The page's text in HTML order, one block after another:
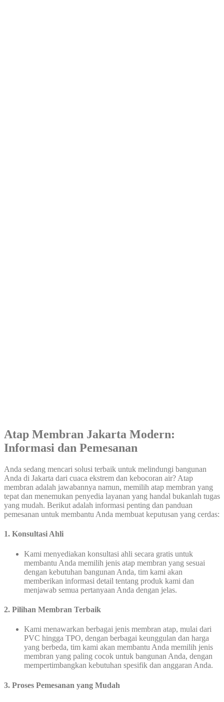
Atap Membran Jakarta Modern:
Informasi dan Pemesanan
Anda sedang mencari solusi terbaik untuk melindungi bangunan
Anda di Jakarta dari cuaca ekstrem dan kebocoran air? Atap
membran adalah jawabannya namun, memilih atap membran yang
tepat dan menemukan penyedia layanan yang handal bukanlah tugas
yang mudah. Berikut adalah informasi penting dan panduan
pemesanan untuk membantu Anda membuat keputusan yang cerdas:
1. Konsultasi Ahli
Kami menyediakan konsultasi ahli secara gratis untuk
membantu Anda memilih jenis atap membran yang sesuai
dengan kebutuhan bangunan Anda, tim kami akan
memberikan informasi detail tentang produk kami dan
menjawab semua pertanyaan Anda dengan jelas.
2. Pilihan Membran Terbaik
Kami menawarkan berbagai jenis membran atap, mulai dari
PVC hingga TPO, dengan berbagai keunggulan dan harga
yang berbeda, tim kami akan membantu Anda memilih jenis
membran yang paling cocok untuk bangunan Anda, dengan
mempertimbangkan kebutuhan spesifik dan anggaran Anda.
3. Proses Pemesanan yang Mudah